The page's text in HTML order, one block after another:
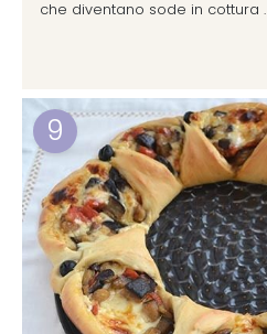
che diventano sode in cottura .
9